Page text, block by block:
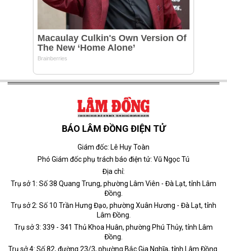
BÁO LÂM ĐỒNG ĐIỆN TỬ
Giám đốc: Lê Huy Toàn
Phó Giám đốc phụ trách báo điện tử: Vũ Ngọc Tú
Địa chỉ:
Trụ sở 1: Số 38 Quang Trung, phường Lâm Viên - Đà Lạt, tỉnh Lâm
Đồng.
Trụ sở 2: Số 10 Trần Hưng Đạo, phường Xuân Hương - Đà Lạt, tỉnh
Lâm Đồng.
Trụ sở 3: 339 - 341 Thủ Khoa Huân, phường Phú Thủy, tỉnh Lâm
Đồng.
Trụ sở 4: Số 82, đường 23/3, phường Bắc Gia Nghĩa, tỉnh Lâm Đồng.